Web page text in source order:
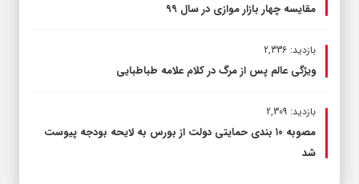
مقایسه چهار بازار موازی در سال ۹۹
بازدید: 2,336
ویژگی عالم پس از مرگ در کلام علامه طباطبایی
بازدید: 2,309
مصوبه ۱۰ بندی حمایتی دولت از بورس به لایحه بودجه پیوست
شد